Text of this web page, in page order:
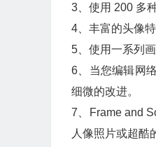
3、使用 200 多
4、丰富的头像
5、使用一系列
6、当您编辑网
细微的改进。
7、Frame and
人像照片或超酷